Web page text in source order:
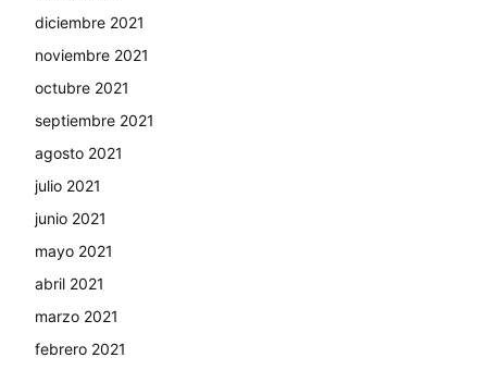
diciembre 2021
noviembre 2021
octubre 2021
septiembre 2021
agosto 2021
julio 2021
junio 2021
mayo 2021
abril 2021
marzo 2021
febrero 2021